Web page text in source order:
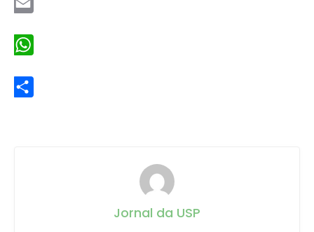
Jornal da USP